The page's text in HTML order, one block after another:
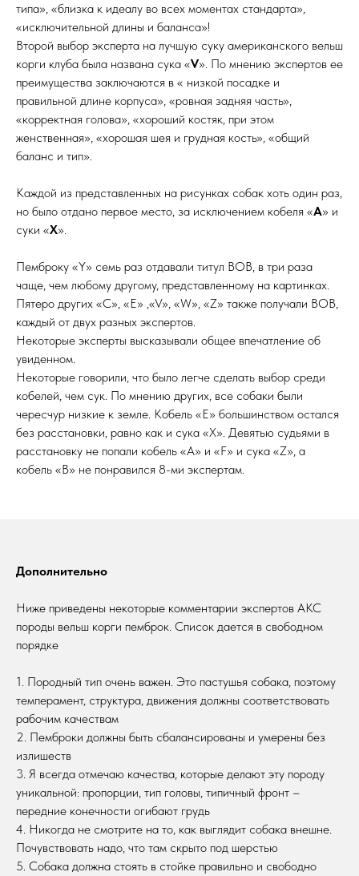
типа», «близка к идеалу во всех моментах стандарта»,
«исключительной длины и баланса»!
Второй выбор эксперта на лучшую суку американского вельш
корги клуба была названа сука «V». По мнению экспертов ее
преимущества заключаются в « низкой посадке и
правильной длине корпуса», «ровная задняя часть»,
«корректная голова», «хороший костяк, при этом
женственная», «хорошая шея и грудная кость», «общий
баланс и тип».
Каждой из представленных на рисунках собак хоть один раз,
но было отдано первое место, за исключением кобеля «А» и
суки «Х».
Пемброку «Y» семь раз отдавали титул ВОВ, в три раза
чаще, чем любому другому, представленному на картинках.
Пятеро других «C», «E» ,«V», «W», «Z» также получали ВОВ,
каждый от двух разных экспертов.
Некоторые эксперты высказывали общее впечатление об
увиденном.
Некоторые говорили, что было легче сделать выбор среди
кобелей, чем сук. По мнению других, все собаки были
чересчур низкие к земле. Кобель «Е» большинством остался
без расстановки, равно как и сука «Х». Девятью судьями в
расстановку не попали кобель «А» и «F» и сука «Z», а
кобель «В» не понравился 8-ми экспертам.
Дополнительно
Ниже приведены некоторые комментарии экспертов АКС
породы вельш корги пемброк. Список дается в свободном
порядке
1. Породный тип очень важен. Это пастушья собака, поэтому
темперамент, структура, движения должны соответствовать
рабочим качествам
2. Пемброки должны быть сбалансированы и умерены без
излишеств
3. Я всегда отмечаю качества, которые делают эту породу
уникальной: пропорции, тип головы, типичный фронт –
передние конечности огибают грудь
4. Никогда не смотрите на то, как выглядит собака внешне.
Почувствовать надо, что там скрыто под шерстью
5. Собака должна стоять в стойке правильно и свободно